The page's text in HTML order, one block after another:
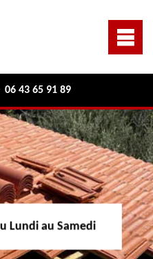
06 43 65 91 89
Lundi au Samedi